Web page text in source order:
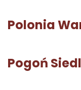
Polonia
Pogoń